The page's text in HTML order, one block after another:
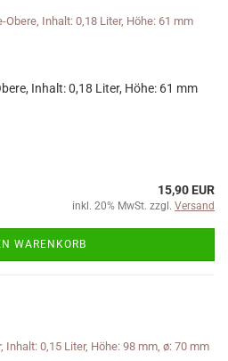
Inhalt: 0,18 Liter, Höhe: 61 mm
15,90 EUR
inkl. 20% MwSt. zzgl. Versand
WARENKORB